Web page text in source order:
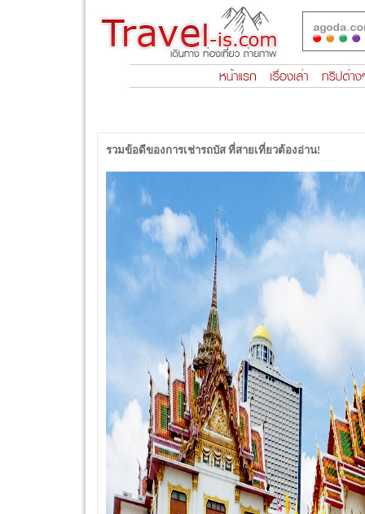
รวมข้อดีของการเช่ารถบัส ที่สายเที่ยวต้องอ่าน!